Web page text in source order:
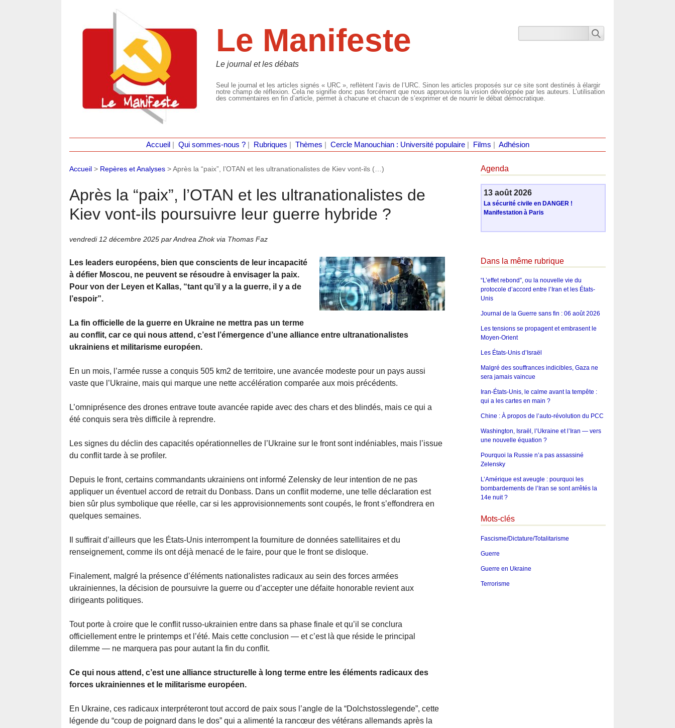
Le Manifeste
Le journal et les débats
Seul le journal et les articles signés « URC », reflètent l’avis de l’URC. Sinon les articles proposés sur ce site sont destinés à élargir
notre champ de réflexion. Cela ne signifie donc pas forcément que nous approuvions la vision développée par les auteurs. L’utilisation
des commentaires en fin d’article, permet à chacune et chacun de s’exprimer et de nourrir le débat démocratique.
Accueil Qui sommes-nous ?| Rubriques Thèmes Cercle Manouchian : Université populaire| Films Adhésion
Accueil > Repères et Analyses >Après la “paix”, l’OTAN et les ultranationalistes de Kiev vont-ils (…)
Après la “paix”, l’OTAN et les ultranationalistes de
Kiev vont-ils poursuivre leur guerre hybride ?
vendredi 12 décembre 2025 par Andrea Zhok via Thomas Faz
Les leaders européens, bien que conscients de leur incapacité
à défier Moscou, ne peuvent se résoudre à envisager la paix.
Pour von der Leyen et Kallas, “tant qu’il y a la guerre, il y a de
l’espoir”.
La fin officielle de la guerre en Ukraine ne mettra pas un terme
au conflit, car ce qui nous attend, c’est l’émergence d’une alliance entre ultranationalistes
ukrainiens et militarisme européen.
En un mois, l’armée russe a conquis 505 km2 de territoire, une avancée modeste pour un pays aussi
vaste que l’Ukraine, mais qui marque une nette accélération comparée aux mois précédents.
L’omniprésence des drones entrave toute avancée rapide avec des chars et des blindés, mais ce qui a
été conquis sera très difficile à reprendre.
Les signes du déclin des capacités opérationnelles de l’Ukraine sur le front sont indéniables, mais l’issue
du conflit tarde à se profiler.
Depuis le front, certains commandants ukrainiens ont informé Zelensky de leur intention de ne pas
appliquer un éventuel accord de retrait du Donbass. Dans un conflit moderne, une telle déclaration est
bien sûr plus symbolique que réelle, car si les approvisionnements sont coupés, le front s’effondrera en
quelques semaines.
Il suffirait d’ailleurs que les États-Unis interrompent la fourniture de données satellitaires et du
renseignement, comme ils ont déjà menacé de le faire, pour que le front se disloque.
Finalement, malgré la présence d’éléments nationalistes radicaux au sein des forces armées
ukrainiennes, la décision de poursuivre la guerre ou d’accepter une défaite honorable revient aux
dirigeants politiques.
Tout porte à croire que le conflit russo-ukrainien entre dans sa phase finale et qu’il se conclura
officiellement entre le printemps et l’été. Mais cette conclusion — et c’est là que réside le principal
dilemme — ne marquera pas pour autant la fin du conflit.
Ce qui nous attend, c’est une alliance structurelle à long terme entre les éléments radicaux des
forces ukrainiennes et le militarisme européen.
En Ukraine, ces radicaux interpréteront tout accord de paix sous l’angle de la “Dolchstosslegende”, cette
légende du “coup de poignard dans le dos” qui a alimenté la rancœur des vétérans allemands après la
Agenda
13 août 2026
La sécurité civile en DANGER !
Manifestation à Paris
Dans la même rubrique
“L’effet rebond”, ou la nouvelle vie du
protocole d’accord entre l’Iran et les États-
Unis
Journal de la Guerre sans fin : 06 août 2026
Les tensions se propagent et embrasent le
Moyen-Orient
Les États-Unis d’Israël
Malgré des souffrances indicibles, Gaza ne
sera jamais vaincue
Iran-États-Unis, le calme avant la tempête :
qui a les cartes en main ?
Chine : À propos de l’auto-révolution du PCC
Washington, Israël, l’Ukraine et l’Iran — vers
une nouvelle équation ?
Pourquoi la Russie n’a pas assassiné
Zelensky
L’Amérique est aveugle : pourquoi les
bombardements de l’Iran se sont arrêtés la
14e nuit ?
Mots-clés
Fascisme/Dictature/Totalitarisme
Guerre
Guerre en Ukraine
Terrorisme